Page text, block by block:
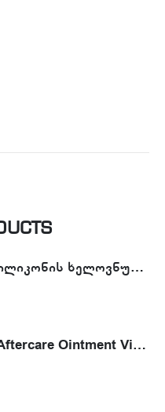
სავარჯიშო სილიკონის ხელოვნური კანი - Tattoo Practike skin
Microblading Aftercare Ointment Vitamin A&D